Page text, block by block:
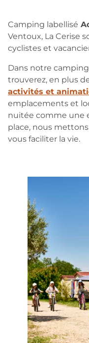
Camping labellisé
Ventoux, La Cerise
cyclistes et
Dans notre
trouverez, en plus
activités et
emplacements et
nuitée comme une
place, nous
vous faciliter la vie.